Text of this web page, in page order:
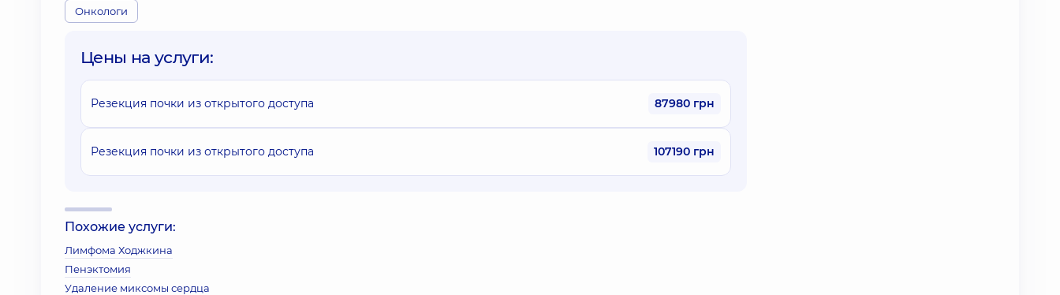
Онкологи
Цены на услуги:
Резекция почки из открытого доступа 87980 грн
Резекция почки из открытого доступа 107190 грн
Похожие услуги:
Лимфома Ходжкина
Пенэктомия
Удаление миксомы сердца